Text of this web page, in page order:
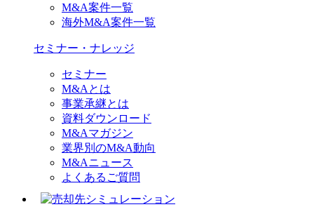
M&A案件一覧
海外M&A案件一覧
セミナー・ナレッジ
セミナー
M&Aとは
事業承継とは
資料ダウンロード
M&Aマガジン
業界別のM&A動向
M&Aニュース
よくあるご質問